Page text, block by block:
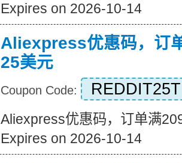
Expires on 2026-10-14
Aliexpress优惠码，订
25美元
Coupon Code: REDDIT25T
Aliexpress优惠码，订单满
Expires on 2026-10-14